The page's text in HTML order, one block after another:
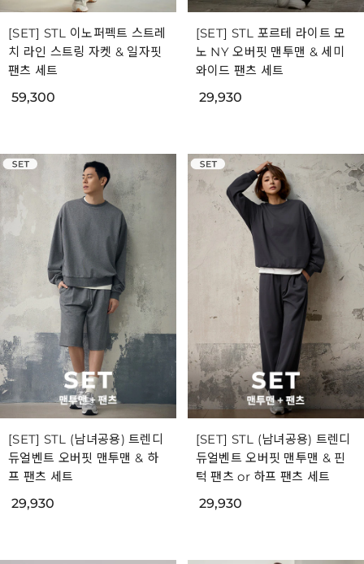
[SET] STL 이노퍼펙트 스트레
치 라인 스트링 자켓 & 일자핏
팬츠 세트
59,300
[SET] STL 포르테 라이트 모
노 NY 오버핏 맨투맨 & 세미
와이드 팬츠 세트
29,930
[SET] STL (남녀공용) 트렌디
듀얼벤트 오버핏 맨투맨 & 하
프 팬츠 세트
29,930
[SET] STL (남녀공용) 트렌디
듀얼벤트 오버핏 맨투맨 & 핀
턱 팬츠 or 하프 팬츠 세트
29,930